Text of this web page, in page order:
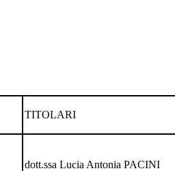
TITOLARI
dott.ssa Lucia Antonia PACINI